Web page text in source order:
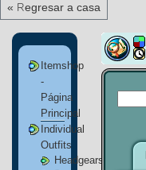
« Regresar a casa
Itemshop
-
Página
Principal
Individual
Outfits
Headgears